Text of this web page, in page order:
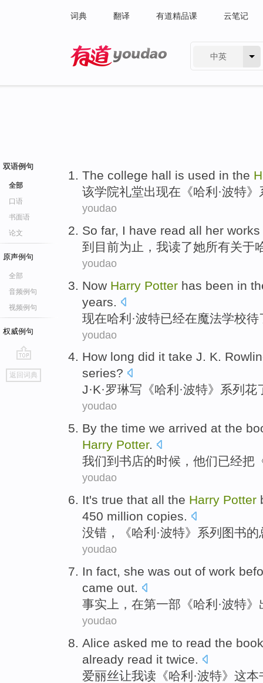
词典 翻译 有道精品课 云笔记
中英
双语例句
全部
口语
书面语
论文
原声例句
全部
音频例句
视频例句
权威例句
go
top
返回词典
The college hall is used in the
该学院礼堂出现在《哈利·波特
youdao
So far, I have read all her
到 目前为止，我读了她所有关于
youdao
Now Harry Potter has been in
years.
现在哈利·波特已经在魔法学校
youdao
How long did it take J. K.
series?
J·K·罗琳写《哈利·波特》系列
youdao
By the time we arrived at the
Harry Potter.
我们到书店的时候，他们已经把
youdao
It's true that all the Harry Potter
450 million copies.
没错，《哈利·波特》系列图书
youdao
In fact, she was out of work
came out.
事实上，在第一部《哈利·波特
youdao
Alice asked me to read the
already read it twice.
爱丽丝让我读《哈利·波特》这